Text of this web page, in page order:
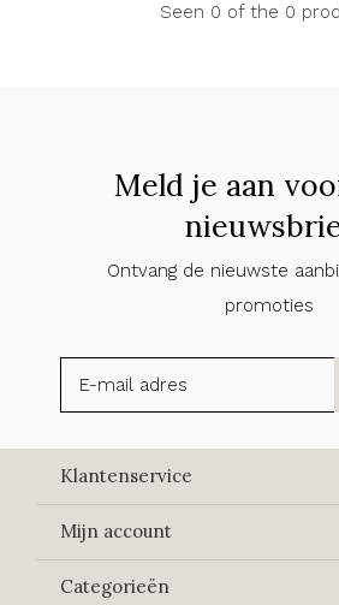
Seen 0 of the 0
Meld je aan
Ontvang de nieuwste
promoties
Klantenservice
Mijn account
Categorieën